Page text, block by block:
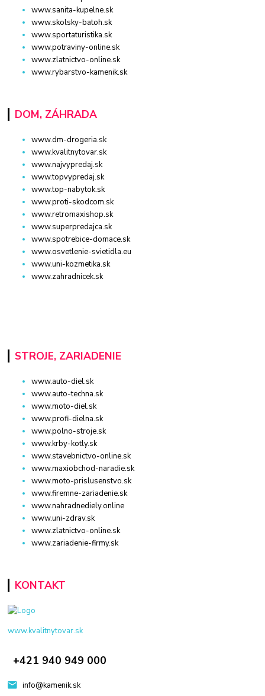
www.sanita-kupelne.sk
www.skolsky-batoh.sk
www.sportaturistika.sk
www.potraviny-online.sk
www.zlatnictvo-online.sk
www.rybarstvo-kamenik.sk
DOM, ZÁHRADA
www.dm-drogeria.sk
www.kvalitnytovar.sk
www.najvypredaj.sk
www.topvypredaj.sk
www.top-nabytok.sk
www.proti-skodcom.sk
www.retromaxishop.sk
www.superpredajca.sk
www.spotrebice-domace.sk
www.osvetlenie-svietidla.eu
www.uni-kozmetika.sk
www.zahradnicek.sk
STROJE, ZARIADENIE
www.auto-diel.sk
www.auto-techna.sk
www.moto-diel.sk
www.profi-dielna.sk
www.polno-stroje.sk
www.krby-kotly.sk
www.stavebnictvo-online.sk
www.maxiobchod-naradie.sk
www.moto-prislusenstvo.sk
www.firemne-zariadenie.sk
www.nahradnediely.online
www.uni-zdrav.sk
www.zlatnictvo-online.sk
www.zariadenie-firmy.sk
KONTAKT
www.kvalitnytovar.sk
+421 940 949 000
info@kamenik.sk